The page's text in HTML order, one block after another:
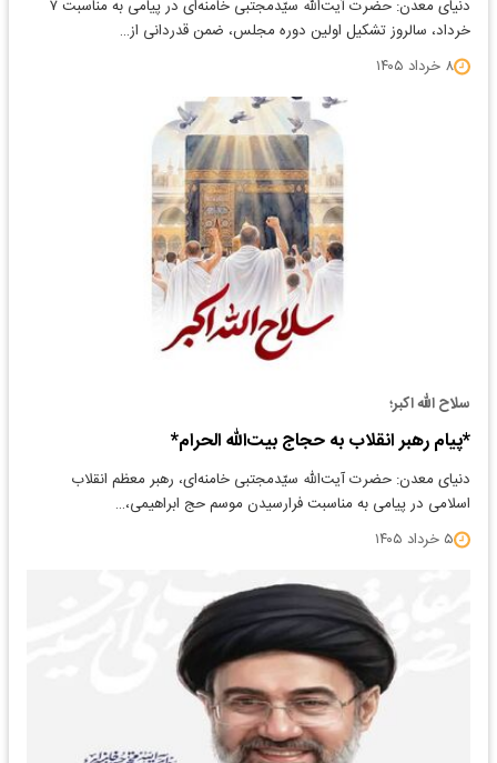
دنیای معدن: حضرت آیت‌الله سیّدمجتبی خامنه‌ای در پیامی به مناسبت ۷
خرداد، سالروز تشکیل اولین دوره مجلس، ضمن قدردانی از…
۸ خرداد ۱۴۰۵
سلاح الله اکبر؛
*پیام رهبر انقلاب به حجاج بیت‌الله الحرام*
دنیای معدن: حضرت آیت‌الله سیّدمجتبی خامنه‌ای، رهبر معظم انقلاب
اسلامی در پیامی به مناسبت فرارسیدن موسم حج ابراهیمی،…
۵ خرداد ۱۴۰۵